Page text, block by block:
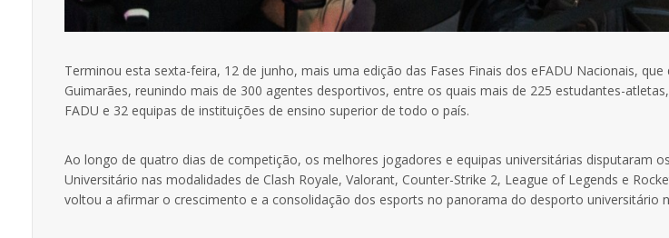
Terminou esta sexta-feira, 12 de junho, mais uma edição das Fases Finais dos eFADU Nacionais,
Guimarães, reunindo mais de 300 agentes desportivos, entre os quais mais de 225 estudantes-
FADU e 32 equipas de instituições de ensino superior de todo o país.
Ao longo de quatro dias de competição, os melhores jogadores e equipas universitárias disputaram
Universitário nas modalidades de Clash Royale, Valorant, Counter-Strike 2, League of Legends e
voltou a afirmar o crescimento e a consolidação dos esports no panorama do desporto universitário